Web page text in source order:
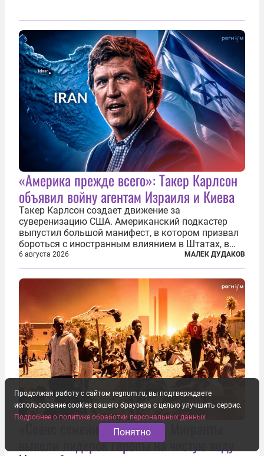
«Америка прежде всего»: Такер Карлсон
объявил войну агентам Израиля и Киева
Такер Карлсон создает движение за
суверенизацию США. Американский подкастер
выпустил большой манифест, в котором призвал
бороться с иностранным влиянием в Штатах, в
первую очередь имея в виду Израиль. А также
прекратить заморские войны, выплатить
репарации Ирану, остановить прием мигрантов...
6 августа 2026 МАЛЕК ДУДАКОВ
«Сеанс семейной терапии». Мигранты
вывели лидеров Европы на чистую воду
Продолжая работу с сайтом regnum.ru, вы подтверждаете
использование cookies вашего браузера с целью улучшить сервис.
Подробнее о политике обработки персональных данных
Понятно